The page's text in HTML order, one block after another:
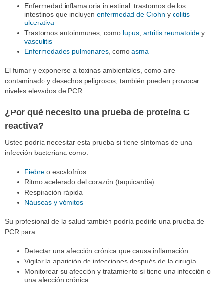
Enfermedad inflamatoria intestinal, trastornos de los
intestinos que incluyen enfermedad de Crohn y colitis
ulcerativa
Trastornos autoinmunes, como lupus, artritis reumatoidey
vasculitis
Enfermedades pulmonares, como asma
El fumar y exponerse a toxinas ambientales, como aire
contaminado y desechos peligrosos, también pueden provocar
niveles elevados de PCR.
¿Por qué necesito una prueba de proteína C
reactiva?
Usted podría necesitar esta prueba si tiene síntomas de una
infección bacteriana como:
Fiebreo escalofríos
Ritmo acelerado del corazón (taquicardia)
Respiración rápida
Náuseas y vómitos
Su profesional de la salud también podría pedirle una prueba de
PCR para:
Detectar una afección crónica que causa inflamación
Vigilar la aparición de infecciones después de la cirugía
Monitorear su afección y tratamiento si tiene una infección o
una afección crónica